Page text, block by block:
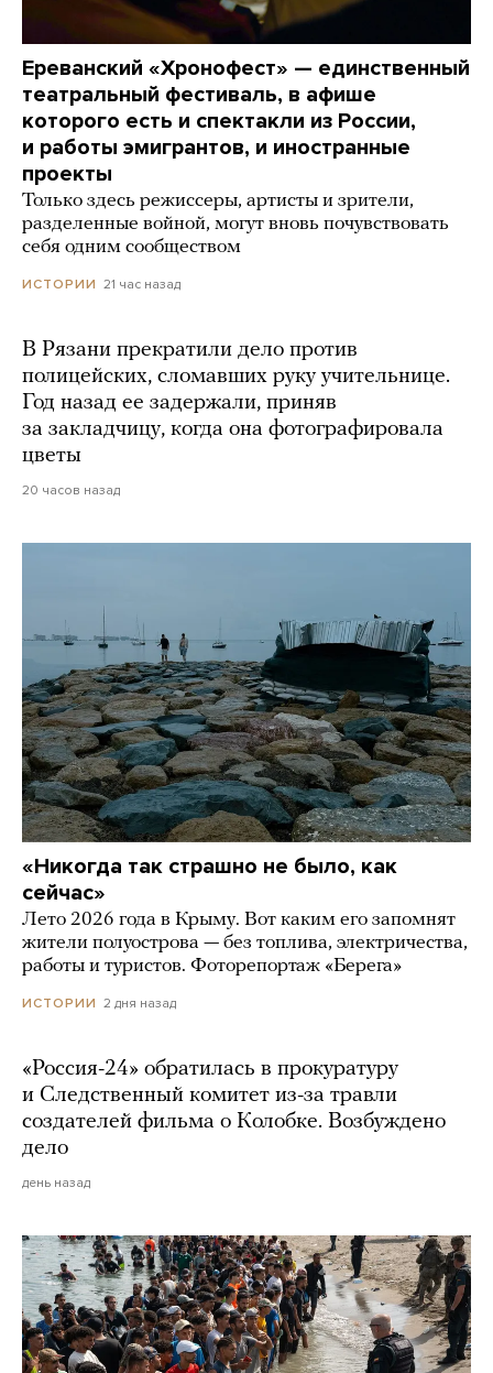
Ереванский «Хронофест» — единственный
театральный фестиваль, в афише
которого есть и спектакли из России,
и работы эмигрантов, и иностранные
проекты
Только здесь режиссеры, артисты и зрители,
разделенные войной, могут вновь почувствовать
себя одним сообществом
ИСТОРИИ 21 час назад
В Рязани прекратили дело против
полицейских, сломавших руку учительнице.
Год назад ее задержали, приняв
за закладчицу, когда она фотографировала
цветы
20 часов назад
«Никогда так страшно не было, как
сейчас»
Лето 2026 года в Крыму. Вот каким его запомнят
жители полуострова — без топлива, электричества,
работы и туристов. Фоторепортаж «Берега»
ИСТОРИИ 2 дня назад
«Россия-24» обратилась в прокуратуру
и Следственный комитет из-за травли
создателей фильма о Колобке. Возбуждено
дело
день назад